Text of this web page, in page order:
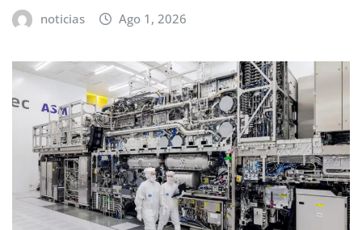
noticias Ago 1, 2026